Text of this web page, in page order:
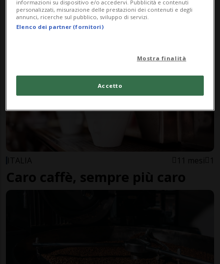
Svizzera interna, bere un caffè
al bar è un salasso
ITALIA 11 mesi 1
Caro caffè, sempre più caro
informazioni su dispositivo e/o accedervi. Pubblicità e contenuti
personalizzati, misurazione delle prestazioni dei contenuti e degli
annunci, ricerche sul pubblico, sviluppo di servizi.
Elenco dei partner (fornitori)
Mostra finalità
Accetto